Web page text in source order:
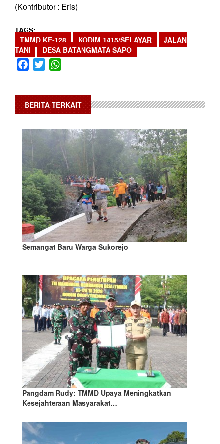
(Kontributor : Eris)
TAGS
TMMD KE-128
KODIM 1415/SELAYAR
JALAN
TANI
DESA BATANGMATA SAPO
Facebook
Twitter
BERITA TERKAIT
Semangat Baru Warga Sukorejo
Pangdam Rudy: TMMD Upaya Meningkatkan
Kesejahteraan Masyarakat…